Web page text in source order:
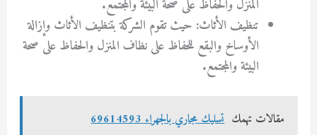
المنزل والحفاظ على صحة البيئة والمجتمع.
تنظيف الأثاث: حيث تقوم الشركة بتنظيف الأثاث وإزالة
الأوساخ والبقع للحفاظ على نظاف المنزل والحفاظ على صحة
البيئة والمجتمع.
مقالات تهمك تسليك مجاري بالجهراء 69614593